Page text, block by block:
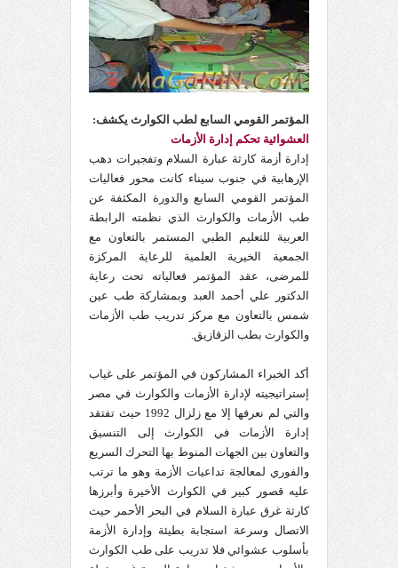
المؤتمر القومي السابع لطب الكوارث يكشف:
العشوائية تحكم إدارة الأزمات
إدارة أزمة كارثة عبارة السلام وتفجيرات دهب
الإرهابية في جنوب سيناء كانت محور فعاليات
المؤتمر القومي السابع والدورة المكثفة عن
طب الأزمات والكوارث الذي نظمته الرابطة
العربية للتعليم الطبي المستمر بالتعاون مع
الجمعية الخيرية العلمية للرعاية المركزة
للمرضى، عقد المؤتمر فعالياته تحت رعاية
الدكتور علي أحمد العبد وبمشاركة طب عين
شمس بالتعاون مع مركز تدريب طب الأزمات
والكوارث بطب الزقازيق.
أكد الخبراء المشاركون في المؤتمر على غياب
إستراتيجيته لإدارة الأزمات والكوارث في مصر
والتي لم نعرفها إلا مع زلزال 1992 حيث تفتقد
إدارة الأزمات في الكوارث إلى التنسيق
والتعاون بين الجهات المنوط بها التحرك السريع
والفوري لمعالجة تداعيات الأزمة وهو ما ترتب
عليه قصور كبير في الكوارث الأخيرة وأبرزها
كارثة غرق عبارة السلام في البحر الأحمر حيث
الاتصال وسرعة استجابة بطيئة وإدارة الأزمة
بأسلوب عشوائي فلا تدريب على طب الكوارث